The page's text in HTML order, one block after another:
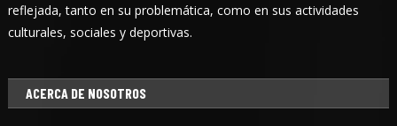
reflejada, tanto en su problemática, como en sus actividades
culturales, sociales y deportivas.
ACERCA DE NOSOTROS